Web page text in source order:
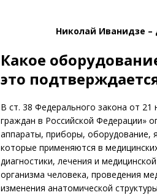
Николай Иванидзе
Какое
это
В ст. 38 Федерального закона от
граждан в Российской Федерации»
аппараты, приборы, оборудование,
которые применяются в
диагностики, лечения и
организма человека, проведения
изменения анатомической